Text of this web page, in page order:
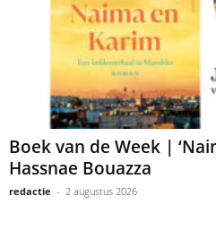
Boek van de Week |
Hassnae Bouazza
redactie - 2 augustus 2026